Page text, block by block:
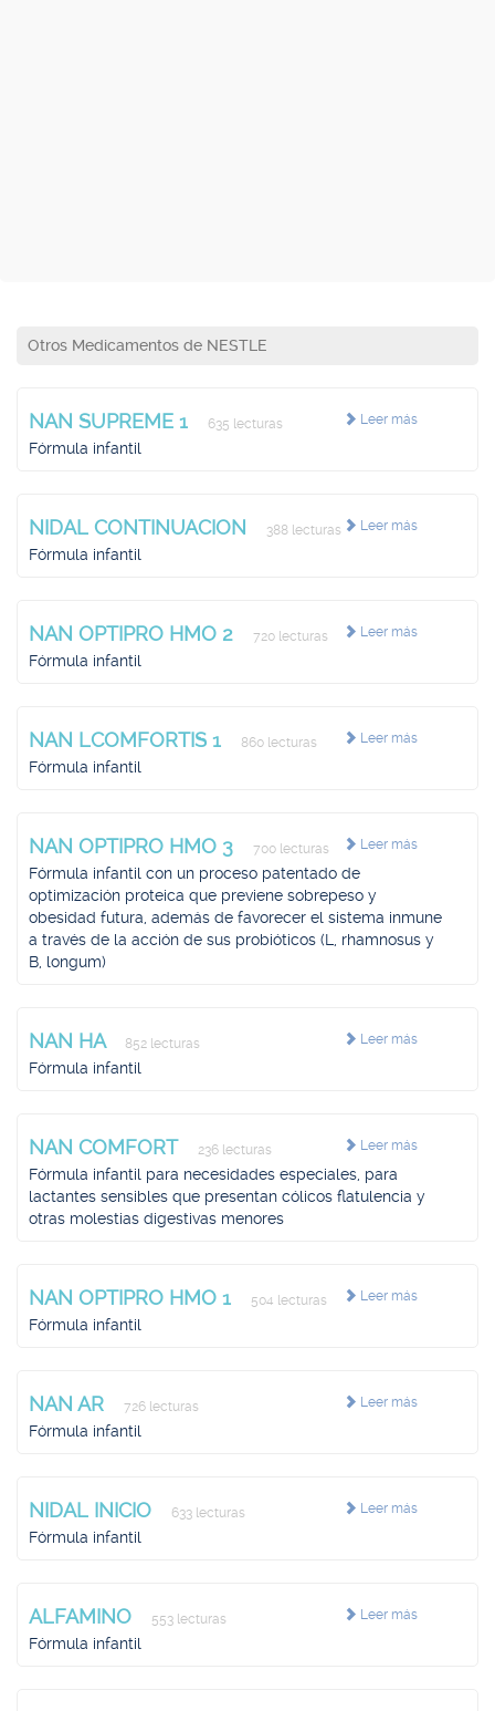
Otros Medicamentos de NESTLE
Leer más
NAN SUPREME 1 635 lecturas
Fórmula infantil
Leer más
NIDAL CONTINUACION 388 lecturas
Fórmula infantil
Leer más
NAN OPTIPRO HMO 2 720 lecturas
Fórmula infantil
Leer más
NAN LCOMFORTIS 1 860 lecturas
Fórmula infantil
Leer más
NAN OPTIPRO HMO 3 700 lecturas
Fórmula infantil con un proceso patentado de
optimización proteica que previene sobrepeso y
obesidad futura, además de favorecer el sistema inmune
a través de la acción de sus probióticos (L, rhamnosus y
B, longum)
Leer más
NAN HA 852 lecturas
Fórmula infantil
Leer más
NAN COMFORT 236 lecturas
Fórmula infantil para necesidades especiales, para
lactantes sensibles que presentan cólicos flatulencia y
otras molestias digestivas menores
Leer más
NAN OPTIPRO HMO 1 504 lecturas
Fórmula infantil
Leer más
NAN AR 726 lecturas
Fórmula infantil
Leer más
NIDAL INICIO 633 lecturas
Fórmula infantil
Leer más
ALFAMINO 553 lecturas
Fórmula infantil